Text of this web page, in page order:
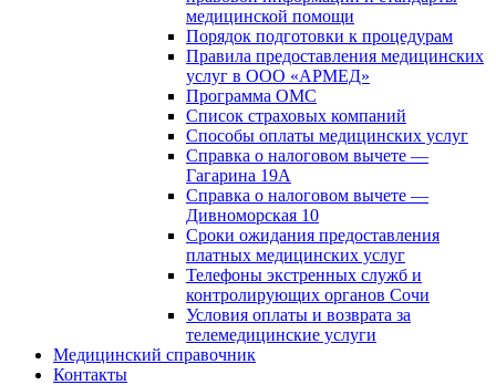
медицинской помощи
Порядок подготовки к процедурам
Правила предоставления медицинских
услуг в ООО «АРМЕД»
Программа ОМС
Список страховых компаний
Способы оплаты медицинских услуг
Справка о налоговом вычете —
Гагарина 19А
Справка о налоговом вычете —
Дивноморская 10
Сроки ожидания предоставления
платных медицинских услуг
Телефоны экстренных служб и
контролирующих органов Сочи
Условия оплаты и возврата за
телемедицинские услуги
Медицинский справочник
Контакты